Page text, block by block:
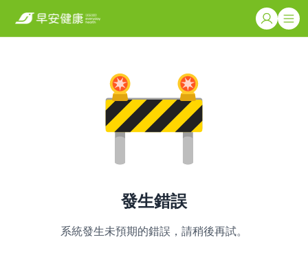
發生錯誤
系統發生未預期的錯誤，請稍後再試。